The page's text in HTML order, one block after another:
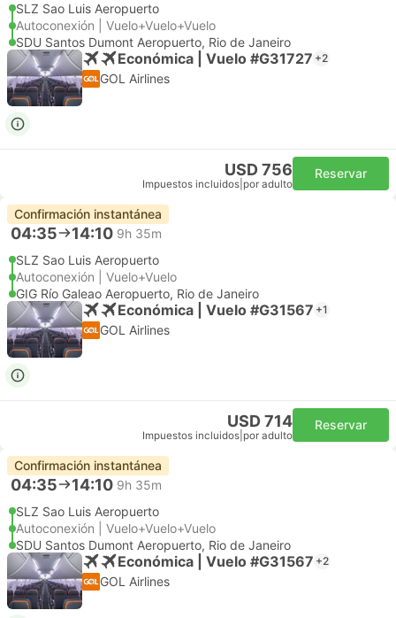
SLZ Sao Luis Aeropuerto
Autoconexión | Vuelo+Vuelo+Vuelo
SDU Santos Dumont Aeropuerto, Rio de Janeiro
Económica | Vuelo #G31727 +2
GOL Airlines
USD 756
Impuestos incluidos por adulto
Reservar
Confirmación instantánea
04:35 14:10 9h 35m
SLZ Sao Luis Aeropuerto
Autoconexión | Vuelo+Vuelo
GIG Río Galeao Aeropuerto, Rio de Janeiro
Económica | Vuelo #G31567 +1
GOL Airlines
USD 714
Impuestos incluidos por adulto
Reservar
Confirmación instantánea
04:35 14:10 9h 35m
SLZ Sao Luis Aeropuerto
Autoconexión | Vuelo+Vuelo+Vuelo
SDU Santos Dumont Aeropuerto, Rio de Janeiro
Económica | Vuelo #G31567 +2
GOL Airlines